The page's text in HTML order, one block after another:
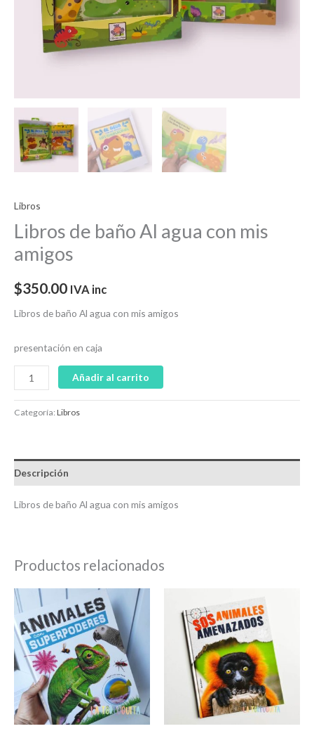
Libros
Libros de baño Al agua con mis
amigos
$350.00 IVA inc
Libros de baño Al agua con mis amigos
presentación en caja
Añadir al carrito
Categoría:Libros
Descripción
Libros de baño Al agua con mis amigos
Productos relacionados